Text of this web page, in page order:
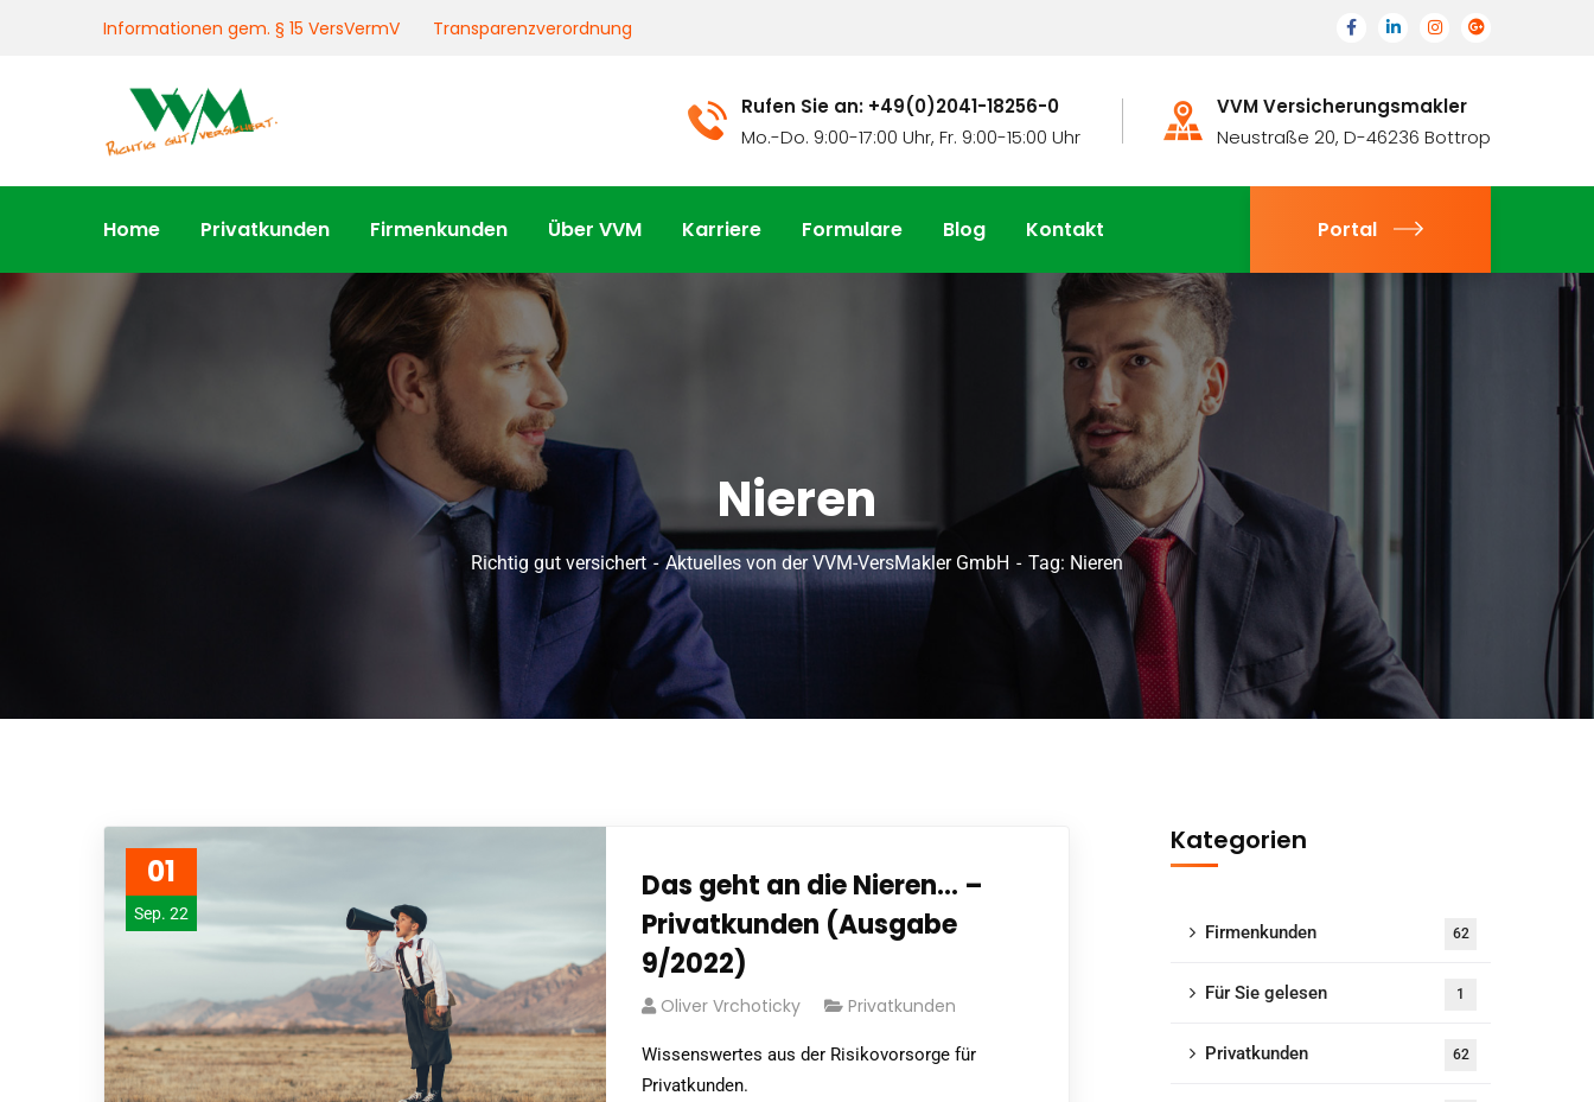
Informationen gem. § 15 VersVermV Transparenzverordnung
Rufen Sie an: +49(0)2041-18256-0
Mo.-Do. 9:00-17:00 Uhr, Fr. 9:00-15:00 Uhr
VVM Versicherungsmakler
Neustraße 20, D-46236 Bottrop
Home Privatkunden Firmenkunden Über VVM Karriere Formulare Blog Kontakt Portal
Nieren
Richtig gut versichert Aktuelles von der VVM-VersMakler GmbH Tag: Nieren
01
Sep. 22
Das geht an die Nieren… –
Privatkunden (Ausgabe
9/2022)
Oliver Vrchoticky Privatkunden
Wissenswertes aus der Risikovorsorge für
Privatkunden.
Kategorien
Firmenkunden 62
Für Sie gelesen 1
Privatkunden 62